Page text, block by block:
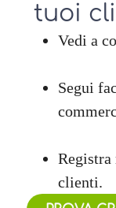
tuoi
Vedi a
Segui
clienti.